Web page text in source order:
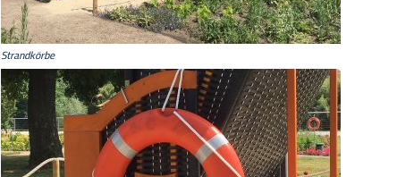
Strandkörbe